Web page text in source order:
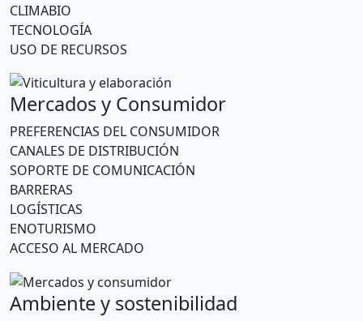
CLIMABIO
TECNOLOGÍA
USO DE RECURSOS
Mercados y Consumidor
PREFERENCIAS DEL CONSUMIDOR
CANALES DE DISTRIBUCIÓN
SOPORTE DE COMUNICACIÓN
BARRERAS
LOGÍSTICAS
ENOTURISMO
ACCESO AL MERCADO
Ambiente y sostenibilidad